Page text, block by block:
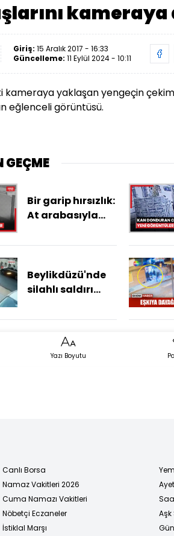
Giriş: 15 Aralık 2017 - 16:33
Güncelleme: 11 Eylül 2024 - 10:11
kameraya yaklaşan yengeçin
eğlenceli görüntüsü.
Bir garip hırsızlık:
At arabasıyla
demir kapısını
Beylikdüzü'nde
silahlı saldırı
Yazı Boyutu
Canlı Borsa
Namaz Vakitleri 2026
Cuma Namazı Vakitleri
Nöbetçi Eczaneler
İstiklal Marşı
Aşk